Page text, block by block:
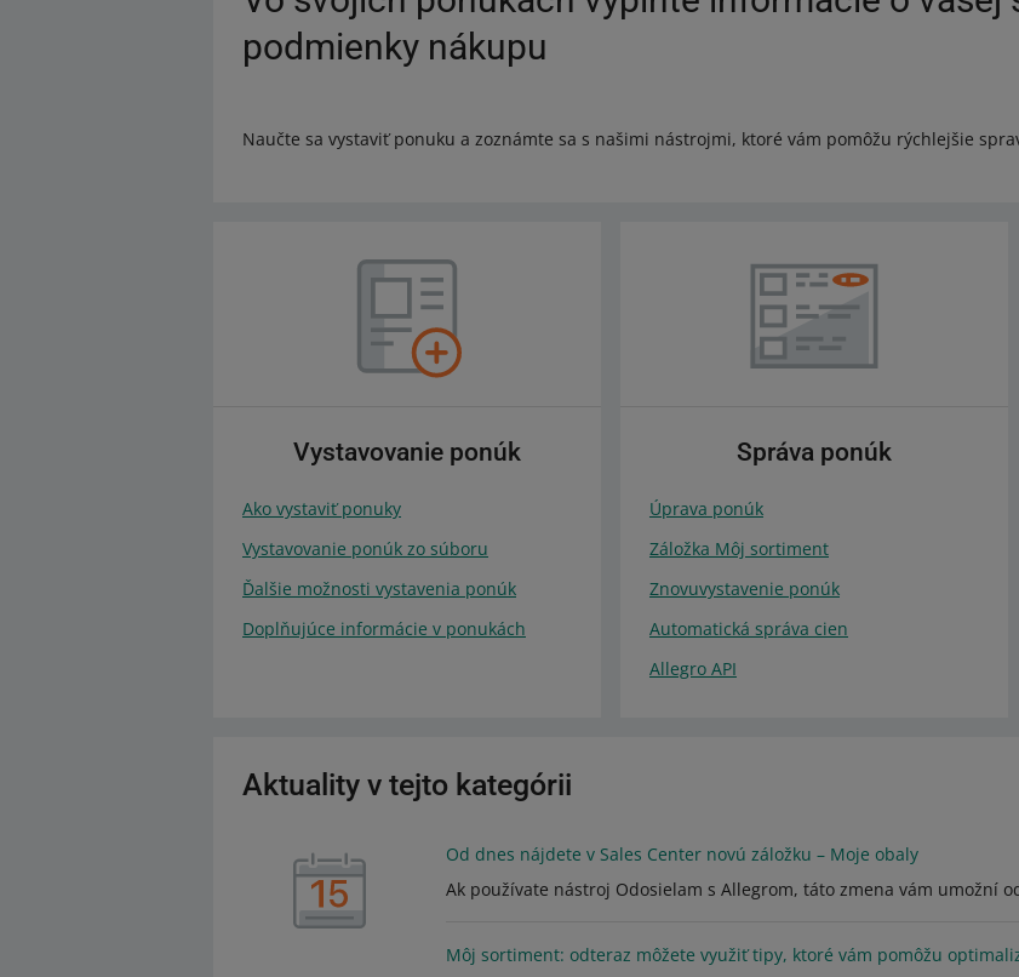
podmienky nákupu
Naučte sa vystaviť ponuku a zoznámte sa s našimi nástrojmi, ktoré vám pomôžu rýchlejšie
Vystavovanie ponúk
Ako vystaviť ponuky
Vystavovanie ponúk zo súboru
Ďalšie možnosti vystavenia ponúk
Doplňujúce informácie v ponukách
Správa ponúk
Úprava ponúk
Záložka Môj sortiment
Znovuvystavenie ponúk
Automatická správa cien
Allegro API
Aktuality v tejto kategórii
Od dnes nájdete v Sales Center novú záložku – Moje obaly
Ak používate nástroj Odosielam s Allegrom, táto zmena vám umožní
Môj sortiment: odteraz môžete využiť tipy, ktoré vám pomôžu